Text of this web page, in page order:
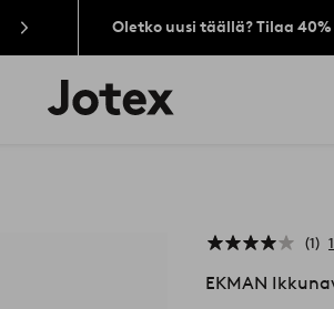
Oletko uusi täällä? Tilaa
Jotex-
logo
1
EKMAN